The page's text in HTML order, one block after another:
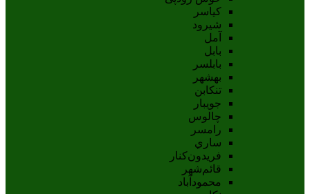
کیاسر
شیرود
آمل
بابل
بابلسر
بهشهر
تنکابن
جويبار
چالوس
رامسر
ساري
فريدون‌کنار
قائم‌شهر
محمودآباد